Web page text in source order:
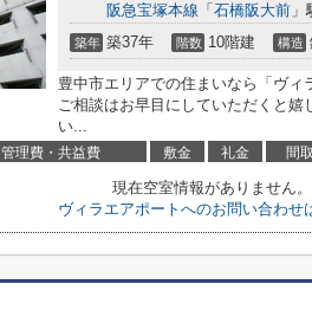
阪急宝塚本線 「 石橋阪大前
築年 築37年 階数 10階建 構造
豊中市エリアでの住まいなら「ヴ
ご相談はお早目にしていただくと
い...
管理費・共益費 敷金 礼金 間
現在空室情報がありません。
ヴィラエアポートへのお問い合わせ